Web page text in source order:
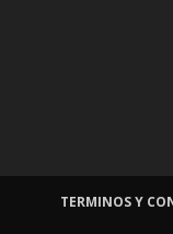
TERMINOS Y